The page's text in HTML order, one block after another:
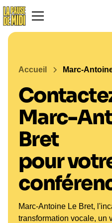
Accueil Marc-
Marc-
Bret
pour
Marc-Antoine Le Bret,
transformation vocale, un